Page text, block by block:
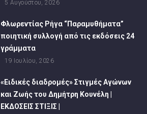
5 Αυγούστου, 2026
Φλωρεντίας Ρήγα “Παραμυθήματα”
ποιητική συλλογή από τις εκδόσεις 24
γράμματα
19 Ιουλίου, 2026
«Ειδικές διαδρομές» Στιγμές Αγώνων
και Ζωής του Δημήτρη Κουνέλη |
ΕΚΔΟΣΕΙΣ ΣΤΙΞΙΣ |